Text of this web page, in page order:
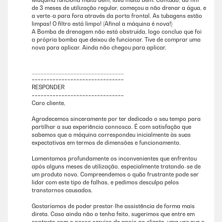
Küchenhandtuch einfach abtupfen. tip: zuerst den unteren Auszug
ausräumen,dann tropft das Wasser vom oberen Auszug nicht auf das
untere Geschirr beim herrausziehen. Ohne Salz und ohne Klarspüler
nur mit peiswerten ClassicTabs macht das Gerät im ECO Mode ein
gutes Ergebnis.Andere Prog. hab ich nie benutzt. Sicherung ist
vorhanden, das Gerät Stoppt sofort wenn man die Tür öffnet.Problem
ist der heiße Wasserdampf der dann entweicht.Wer 100 % Sicherheit
gepasst : 59 cm hoch 55 cm breit 49 cm tief Der einbau im Schrank ist
ohne Probleme möglich nur an die Belüftung denken sonst könnte das
Gerät vielleicht zu warm werden. Die Restaufzeit wird immer aktuell
angezeigt,das ist gut weil das Gerät sehr leise ist, manchmal denkt
man es ist schon fertig. Für einen 1-2 Personen Haushalt ideal,wenn es
Amazon Benutzer – Bewertung durch Chal-Tec GmbH nicht
eigenständig überprüft
10/10/2022
SPÜHLT super und sauber
eigenständig überprüft
de 3 meses de utilização regular, começou a não drenar a água, e
a verte-a para fora através da porta frontal. As tubagens estão
limpas! O filtro está limpo! (Afinal a máquina é nova!)
A Bomba de drenagem não está obstruída, logo concluo que foi
a própria bomba que deixou de funcionar. Tive de comprar uma
nova para aplicar. Ainda não chegou para aplicar.
===============================
RESPONDER
===============================
Caro cliente,
Agradecemos sinceramente por ter dedicado o seu tempo para
partilhar a sua experiência connosco. É com satisfação que
sabemos que a máquina correspondeu inicialmente às suas
expectativas em termos de dimensões e funcionamento.
Lamentamos profundamente os inconvenientes que enfrentou
após alguns meses de utilização, especialmente tratando-se de
um produto novo. Compreendemos o quão frustrante pode ser
lidar com este tipo de falhas, e pedimos desculpa pelos
transtornos causados.
Gostaríamos de poder prestar-lhe assistência de forma mais
direta. Caso ainda não o tenha feito, sugerimos que entre em